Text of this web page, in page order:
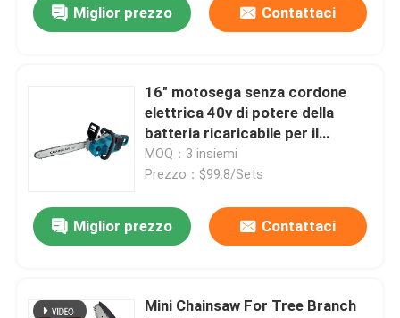
Miglior prezzo Contattaci
16" motosega senza cordone
elettrica 40v di potere della
batteria ricaricabile per il
giardino
MOQ：3 insiemi
Prezzo：$99.8/Sets
Miglior prezzo Contattaci
Mini Chainsaw For Tree Branch